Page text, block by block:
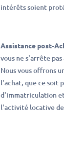
intérêts soient
Assistance post-
vous ne s'arrête
Nous vous offrons
l'achat, que ce soit
d'immatriculation et
l'activité locative